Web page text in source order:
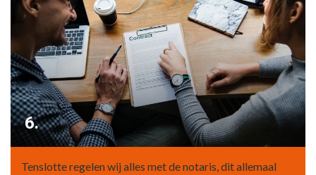
6.
Tenslotte regelen wij alles met de notaris, dit allemaal